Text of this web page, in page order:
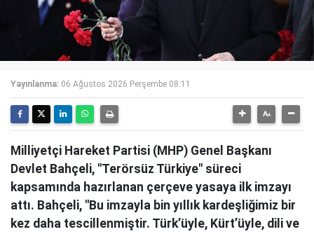
Yayınlanma: 06 Ağustos 2026 Perşembe 08:11
Milliyetçi Hareket Partisi (MHP) Genel Başkanı
Devlet Bahçeli, "Terörsüz Türkiye" süreci
kapsamında hazırlanan çerçeve yasaya ilk imzayı
attı. Bahçeli, "Bu imzayla bin yıllık kardeşliğimiz bir
kez daha tescillenmiştir. Türk’üyle, Kürt’üyle, dili ve